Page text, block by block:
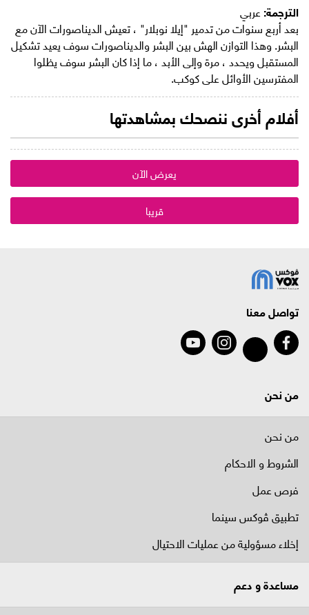
الترجمة:عربي
بعد أربع سنوات من تدمير "إيلا نوبلار" ، تعيش الديناصورات الآن مع
البشر. وهذا التوازن الهش بين البشر والديناصورات سوف يعيد تشكيل
المستقبل ويحدد ، مرة وإلى الأبد ، ما إذا كان البشر سوف يظلوا
المفترسين الأوائل على كوكب.
أفلام أخرى ننصحك بمشاهدتها
يعرض الآن
قريبا
تواصل معنا
من نحن
من نحن
الشروط و الاحكام
فرص عمل
تطبيق ڤوكس سينما
إخلاء مسؤولية من عمليات الاحتيال
مساعدة و دعم